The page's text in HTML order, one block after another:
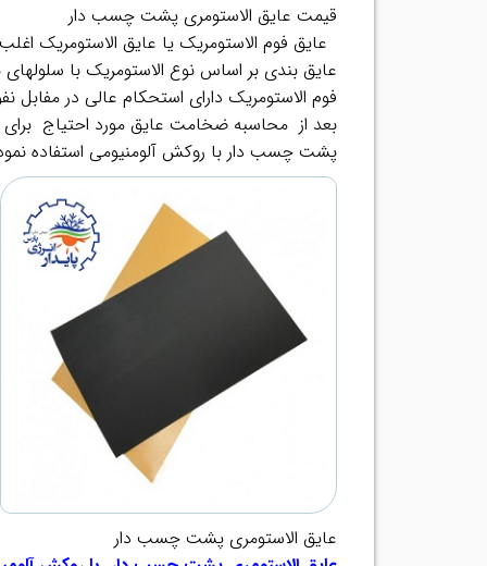
قیمت عایق الاستومری پشت چسب دار
عایق فوم الاستومریک یا عایق الاستومریک
عایق بندی بر اساس نوع الاستومریک با
فوم الاستومریک دارای استحکام عالی در
بعد از محاسبه ضخامت عایق مورد احتیاج
پشت چسب دار با روکش آلومنیومی استفاده
عایق الاستومری پشت چسب دار